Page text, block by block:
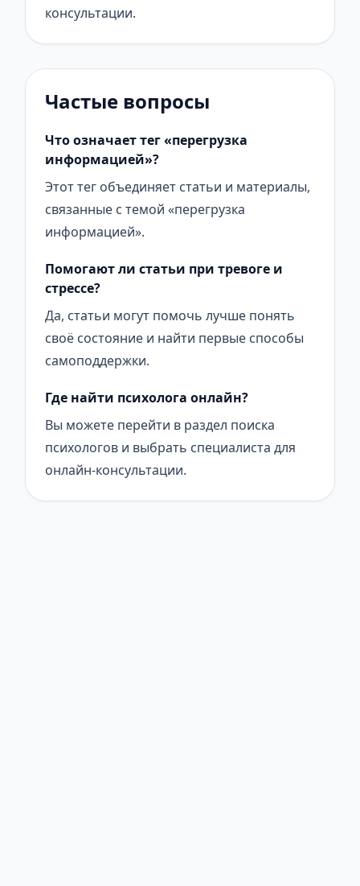
консультации.
Частые вопросы
Что означает тег «перегрузка
информацией»?
Этот тег объединяет статьи и материалы,
связанные с темой «перегрузка
информацией».
Помогают ли статьи при тревоге и
стрессе?
Да, статьи могут помочь лучше понять
своё состояние и найти первые способы
самоподдержки.
Где найти психолога онлайн?
Вы можете перейти в раздел поиска
психологов и выбрать специалиста для
онлайн-консультации.